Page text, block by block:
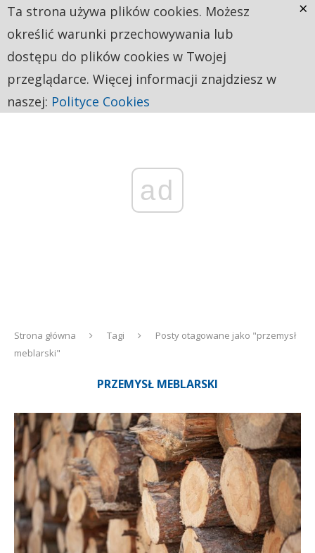
ad
Strona główna Tagi
Posty otagowane jako "przemysł
meblarski"
PRZEMYSŁ MEBLARSKI
Ta strona używa plików cookies. Możesz
określić warunki przechowywania lub
dostępu do plików cookies w Twojej
przeglądarce. Więcej informacji znajdziesz w
naszej: Polityce Cookies
×